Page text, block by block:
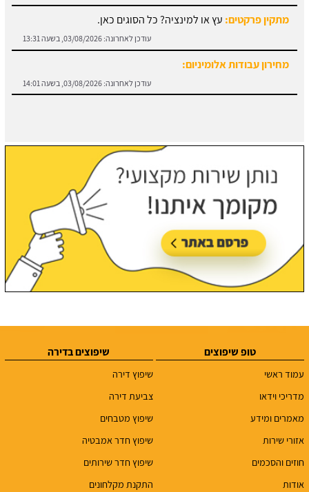
מחירון עבודות אלומיניום:
עודכן לאחרונה: 03/08/2026, בשעה 14:01
חוזה קבלן שלד:מידע והורדת הסכם מול קבלן שלד.
עודכן לאחרונה: 03/08/2026, בשעה 13:57
טופ שיפוצים
עמוד ראשי
מדריכי וידאו
מאמרים ומידע
אזורי שירות
חוזים והסכמים
אודות
שיפוצים בדירה
שיפוץ דירה
צביעת דירה
שיפוץ מטבחים
שיפוץ חדר אמבטיה
שיפוץ חדר שירותים
התקנת מקלחונים